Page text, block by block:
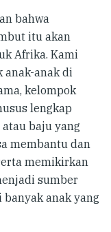
bahwa
itu akan
Afrika. Kami
anak-anak di
kelompok
lengkap
baju yang
membantu dan
memikirkan
sumber
anak yang